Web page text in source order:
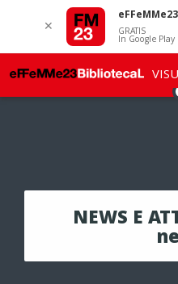
NEWS E
✕ GRATIS
In Google Play